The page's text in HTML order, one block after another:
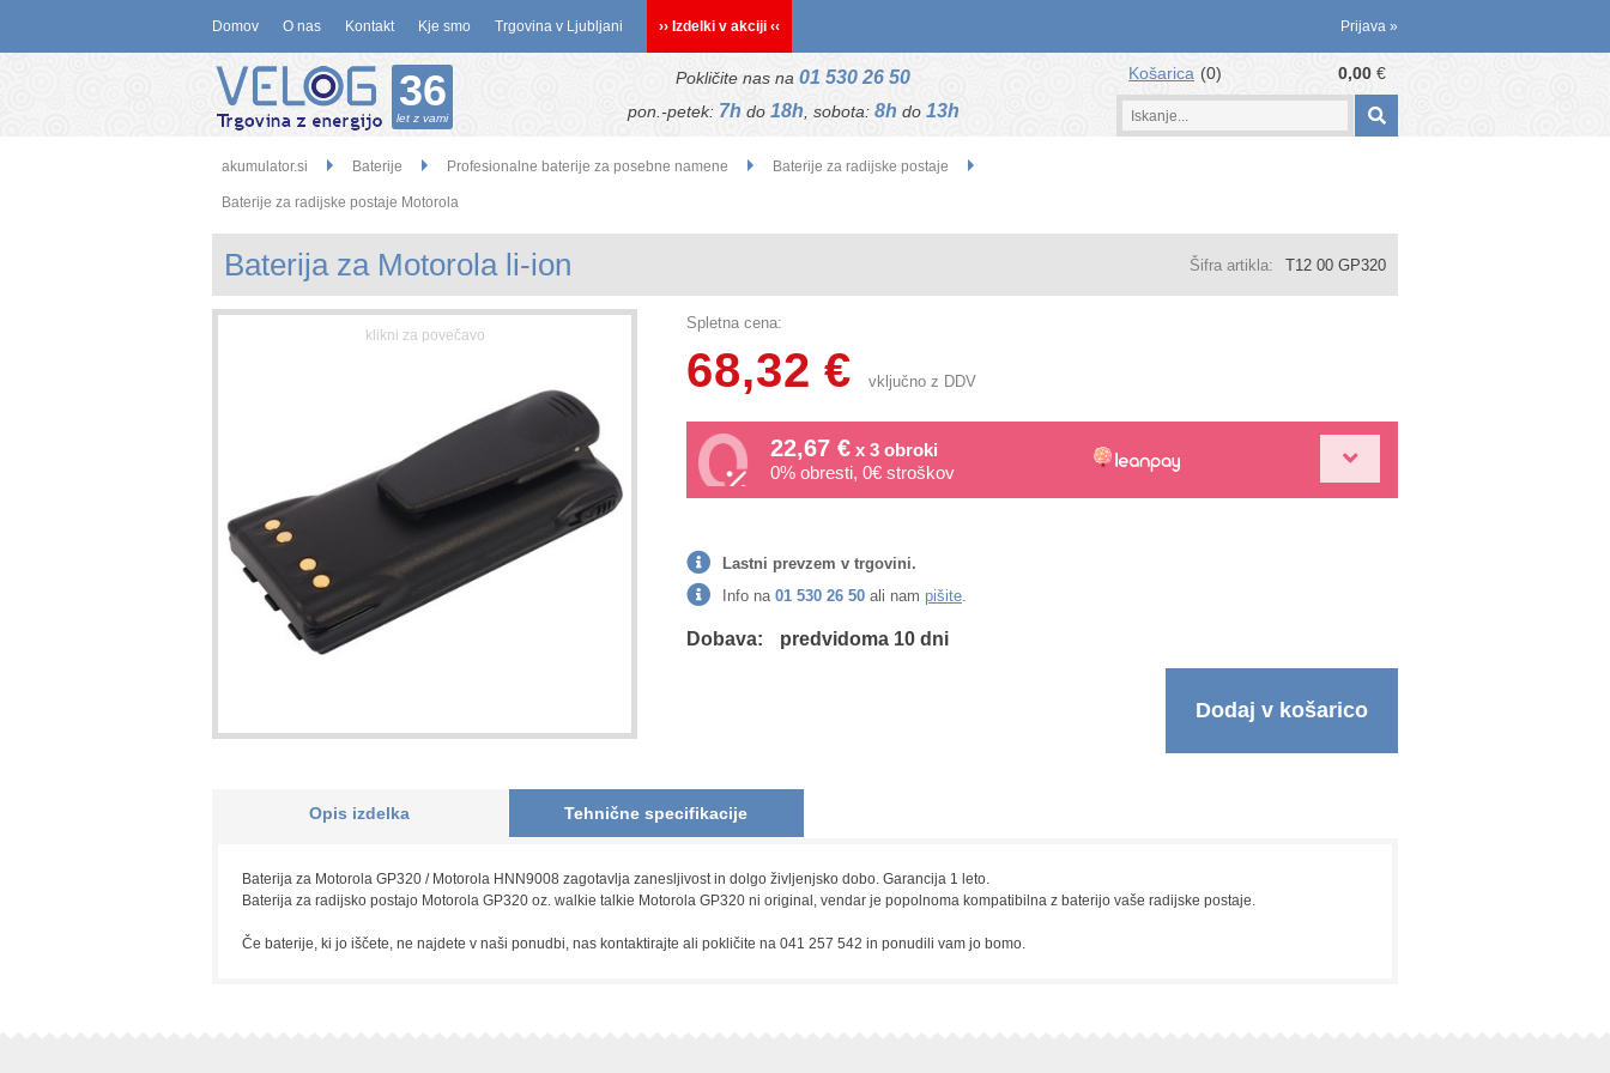
Domov O nas Kontakt Kje smo Trgovina v Ljubljani ›› Izdelki v akciji ‹‹ Prijava »
Košarica 0 0,00 €
36
let z vami
Pokličite nas na 01 530 26 50
pon.-petek: 7h do 18h , sobota: 8h do 13h
akumulator.si Baterije Profesionalne baterije za posebne namene Baterije za radijske postaje
Baterije za radijske postaje Motorola
Baterija za Motorola li-ion
Spletna cena:
68,32 € vključno z DDV
22,67 € x 3 obroki
0% obresti, 0€ stroškov
Šifra artikla: T12 00 GP320
Lastni prevzem v trgovini.
Info na 01 530 26 50 ali nam pišite.
Dobava: predvidoma 10 dni
Dodaj v košarico
Opis izdelka Tehnične specifikacije
Baterija za Motorola GP320 / Motorola HNN9008 zagotavlja zanesljivost in dolgo življenjsko dobo. Garancija 1 leto.
Baterija za radijsko postajo Motorola GP320 oz. walkie talkie Motorola GP320 ni original, vendar je popolnoma kompatibilna z baterijo vaše radijske postaje.
Če baterije, ki jo iščete, ne najdete v naši ponudbi, nas kontaktirajte ali pokličite na 041 257 542 in ponudili vam jo bomo.